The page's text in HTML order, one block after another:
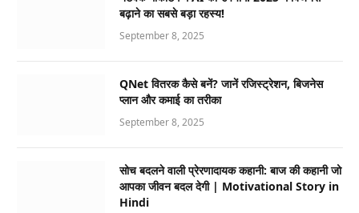
बढ़ाने का सबसे बड़ा रहस्य!
September 8, 2025
QNet वितरक कैसे बनें? जानें रजिस्ट्रेशन, बिजनेस
प्लान और कमाई का तरीका
September 8, 2025
सोच बदलने वाली प्रेरणादायक कहानी: बाज की कहानी जो
आपका जीवन बदल देगी | Motivational Story in
Hindi